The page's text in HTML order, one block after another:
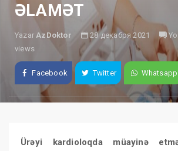
ƏLAMƏT
Yazar AzDoktor 28 декабря 2021
views
Facebook Twitter Whatsapp
Ürəyi kardioloqda müayinə